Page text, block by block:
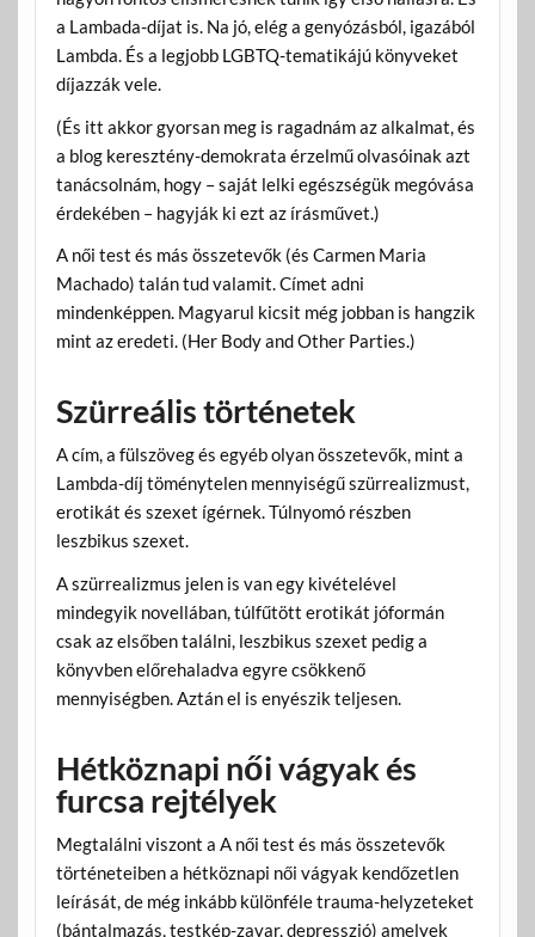
a Lambada-díjat is. Na jó, elég a genyózásból, igazából
Lambda. És a legjobb LGBTQ-tematikájú könyveket
díjazzák vele.
(És itt akkor gyorsan meg is ragadnám az alkalmat, és
a blog keresztény-demokrata érzelmű olvasóinak azt
tanácsolnám, hogy – saját lelki egészségük megóvása
érdekében – hagyják ki ezt az írásművet.)
A női test és más összetevők (és Carmen Maria
Machado) talán tud valamit. Címet adni
mindenképpen. Magyarul kicsit még jobban is hangzik
mint az eredeti. (Her Body and Other Parties.)
Szürreális történetek
A cím, a fülszöveg és egyéb olyan összetevők, mint a
Lambda-díj töménytelen mennyiségű szürrealizmust,
erotikát és szexet ígérnek. Túlnyomó részben
leszbikus szexet.
A szürrealizmus jelen is van egy kivételével
mindegyik novellában, túlfűtött erotikát jóformán
csak az elsőben találni, leszbikus szexet pedig a
könyvben előrehaladva egyre csökkenő
mennyiségben. Aztán el is enyészik teljesen.
Hétköznapi női vágyak és
furcsa rejtélyek
Megtalálni viszont a A női test és más összetevők
történeteiben a hétköznapi női vágyak kendőzetlen
leírását, de még inkább különféle trauma-helyzeteket
(bántalmazás, testkép-zavar, depresszió) amelyek